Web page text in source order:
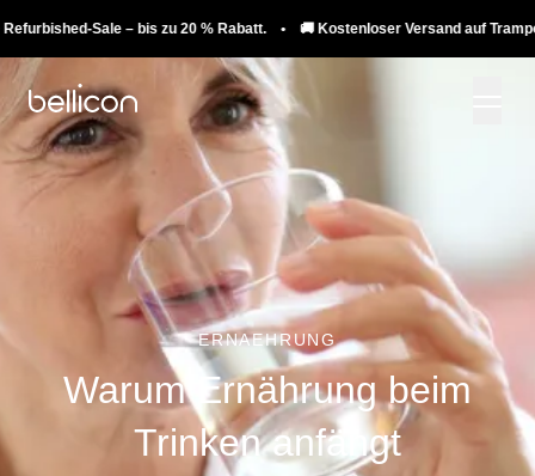
– bis zu 20 % Rabatt. • 🚚 Kostenloser Versand auf Trampoline. ♻️
ERNAEHRUNG
Warum Ernährung beim
Trinken anfängt